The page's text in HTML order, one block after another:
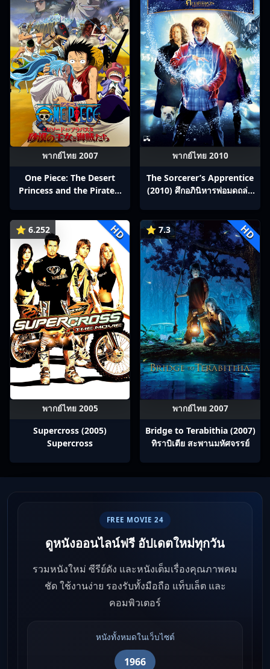
พากย์ไทย 2007
One Piece: The Desert
Princess and the Pirates:
เจ้าหญิงแห่งทะเลทรายและ
โจรสลัด
พากย์ไทย 2010
The Sorcerer’s Apprentice
(2010) ศึกอภินิหารพ่อมดถล่ม
⭐ 6.252 HD
พากย์ไทย 2005
Supercross (2005)
Supercross
⭐ 7.3 HD
พากย์ไทย 2007
Bridge to Terabithia (2007)
ทิราบิเตีย สะพานมหัศจรรย์
FREE MOVIE 24
ดูหนังออนไลน์ฟรี อัปเดตใหม่ทุกวัน
รวมหนังใหม่ ซีรีย์ดัง และหนังเต็มเรื่องคุณภาพคม
ชัด ใช้งานง่าย รองรับทั้งมือถือ แท็บเล็ต และ
คอมพิวเตอร์
หนังทั้งหมดในเว็บไซต์
1966